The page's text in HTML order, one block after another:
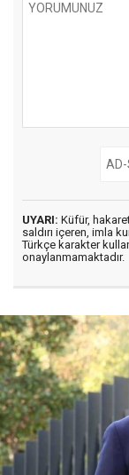
UYARI: Küfür,
saldırı içeren, imla
Türkçe karakter
onaylanmamaktadır.